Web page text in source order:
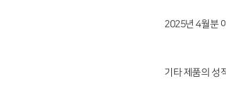
2025년 4월분
기타 제품의 성